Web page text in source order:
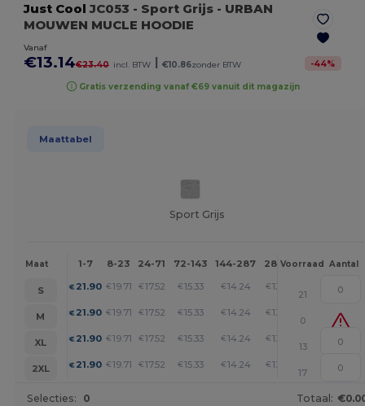
Just Cool JC053 - Sport Grijs - URBAN
MOUWEN MUCLE HOODIE
Vanaf
€13.14€23.40 incl. BTW | €10.86zonder BTW -44%
Gratis verzending vanaf €69 vanuit dit magazijn
Maattabel
Sport Grijs
Maat 1-7 8-23 24-71 72-143 144-287 288 + Meer
Voorraad Aantal
S €21.90 €19.71 € 17.52 € 15.33 € 14.24 €13.14
21
M
€21.90 €19.71 € 17.52 € 15.33 € 14.24 €13.14
0
XL
€21.90 €19.71 € 17.52 € 15.33 € 14.24 €13.14
13
2XL
€21.90 €19.71 € 17.52 € 15.33 € 14.24 €13.14
17
Selecties: 0 Totaal: